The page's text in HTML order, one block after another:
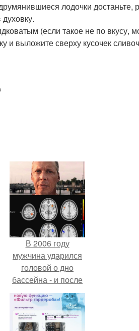
лодочки достаньте,
(если такое не по вкусу,
и выложите сверху кусочек
В 2006 году
мужчина ударился
головой о дно
бассейна - и после
этого его жизнь
изменилась самым
странным образом.